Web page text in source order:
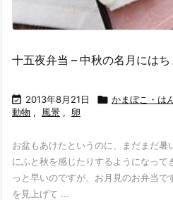
十五夜弁当 – 中秋の名月には
 2013年8月21日  かまぼこ・は
動物 , 風景 , 卵
お盆もあけたというのに、まだまだ暑
にふと秋を感じたりするようになって
っと早いのですが、お月見のお弁当
を見上げて ...